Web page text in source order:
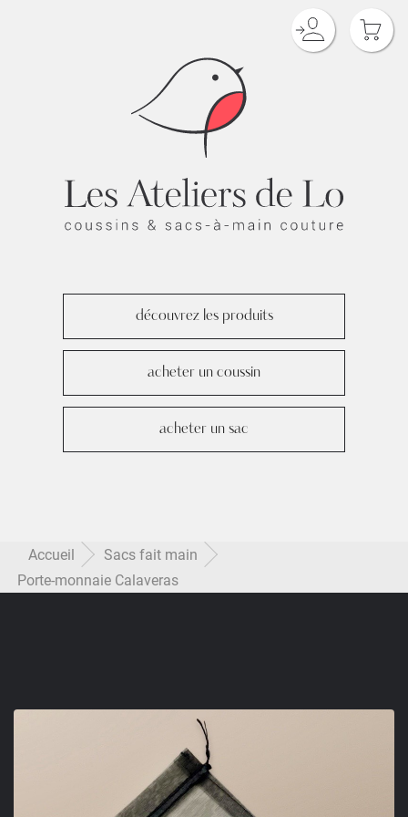
découvrez les produits
acheter un coussin
acheter un sac
Accueil
Sacs fait main
Porte-monnaie Calaveras